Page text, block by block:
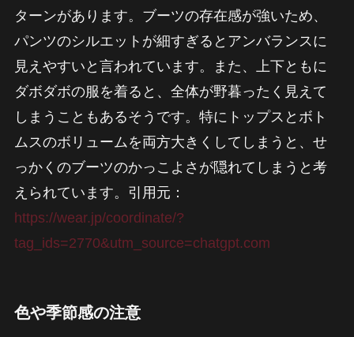
ターンがあります。ブーツの存在感が強いため、
パンツのシルエットが細すぎるとアンバランスに
見えやすいと言われています。また、上下ともに
ダボダボの服を着ると、全体が野暮ったく見えて
しまうこともあるそうです。特にトップスとボト
ムスのボリュームを両方大きくしてしまうと、せ
っかくのブーツのかっこよさが隠れてしまうと考
えられています。引用元：
https://wear.jp/coordinate/?
tag_ids=2770&utm_source=chatgpt.com
色や季節感の注意